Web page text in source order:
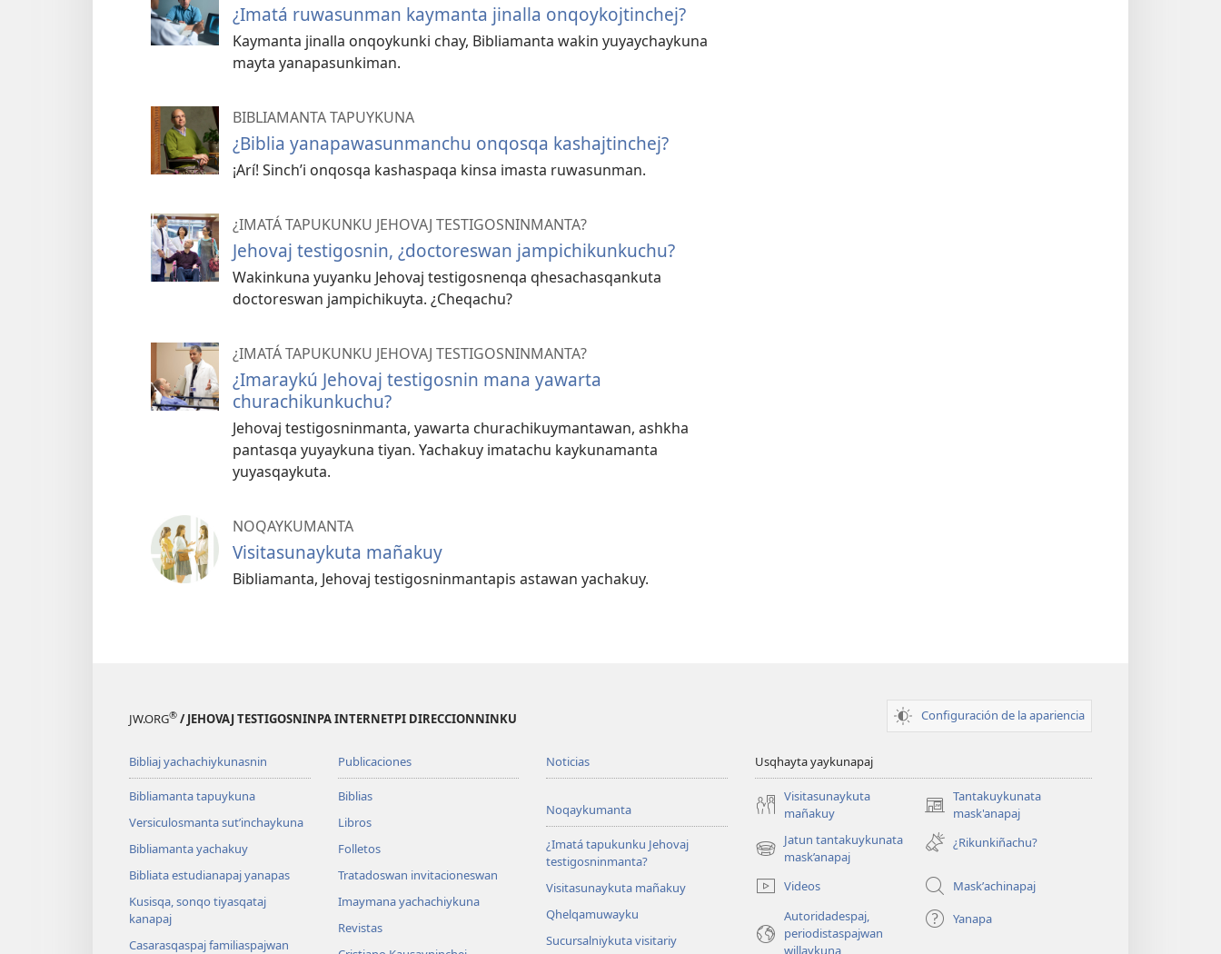
¿Imatá ruwasunman kaymanta jinalla onqoykojtinchej?
Kaymanta jinalla onqoykunki chay, Bibliamanta wakin yuyaychaykuna
mayta yanapasunkiman.
BIBLIAMANTA TAPUYKUNA
¿Biblia yanapawasunmanchu onqosqa kashajtinchej?
¡Arí! Sinchʼi onqosqa kashaspaqa kinsa imasta ruwasunman.
¿IMATÁ TAPUKUNKU JEHOVAJ TESTIGOSNINMANTA?
Jehovaj testigosnin, ¿doctoreswan jampichikunkuchu?
Wakinkuna yuyanku Jehovaj testigosnenqa qhesachasqankuta
doctoreswan jampichikuyta. ¿Cheqachu?
¿IMATÁ TAPUKUNKU JEHOVAJ TESTIGOSNINMANTA?
¿Imaraykú Jehovaj testigosnin mana yawarta
churachikunkuchu?
Jehovaj testigosninmanta, yawarta churachikuymantawan, ashkha
pantasqa yuyaykuna tiyan. Yachakuy imatachu kaykunamanta
yuyasqaykuta.
NOQAYKUMANTA
Visitasunaykuta mañakuy
Bibliamanta, Jehovaj testigosninmantapis astawan yachakuy.
JW.ORG® / JEHOVAJ TESTIGOSNINPA INTERNETPI DIRECCIONNINKU Configuración de la apariencia
Bibliaj yachachiykunasnin
Bibliamanta tapuykuna
Versiculosmanta sutʼinchaykuna
Bibliamanta yachakuy
Bibliata estudianapaj yanapas
Kusisqa, sonqo tiyasqataj
kanapaj
Casarasqaspaj familiaspajwan
Publicaciones
Biblias
Libros
Folletos
Tratadoswan invitacioneswan
Imaymana yachachiykuna
Revistas
Noticias
Noqaykumanta
¿Imatá tapukunku Jehovaj
testigosninmanta?
Visitasunaykuta mañakuy
Qhelqamuwayku
Sucursalniykuta visitariy
Usqhayta yaykunapaj
Visitasunaykuta
mañakuy
Tantakuykunata
mask'anapaj
(opens
new
window)
Jatun tantakuykunata
mask’anapaj
(opens
window)
¿Rikunkiñachu?
Videos
Maskʼachinapaj
Autoridadespaj,
periodistaspajwan
willaykuna
Yanapa